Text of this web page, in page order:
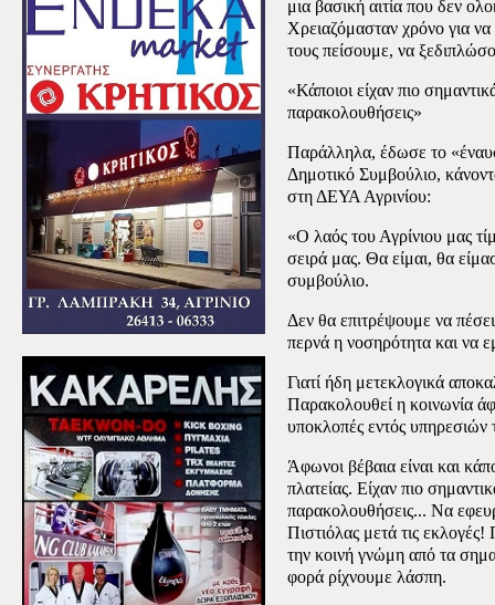
μια βασική αιτία που δεν
Χρειαζόμασταν χρόνο για
τους πείσουμε, να
«Κάποιοι είχαν πιο
παρακολουθήσεις»
Παράλληλα, έδωσε το
Δημοτικό Συμβούλιο,
στη ΔΕΥΑ Αγρινίου:
«Ο λαός του Αγρίνιου μας
σειρά μας. Θα είμαι, θα
συμβούλιο.
Δεν θα επιτρέψουμε να
περνά η νοσηρότητα και να
Γιατί ήδη μετεκλογικά
Παρακολουθεί η κοινωνία
υποκλοπές εντός υπηρεσιών
Άφωνοι βέβαια είναι και
πλατείας. Είχαν πιο
παρακολουθήσεις... Να
Πιστιόλας μετά τις
την κοινή γνώμη από τα
φορά ρίχνουμε λάσπη.